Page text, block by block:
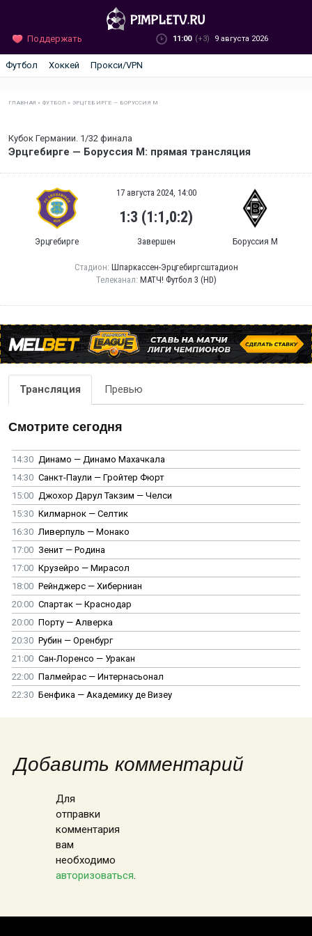
Поддержать 11:00 (+3) 9 августа 2026
Футбол Хоккей Прокси/VPN
ГЛАВНАЯ »ФУТБОЛ » ЭРЦГЕБИРГЕ — БОРУССИЯ М
Кубок Германии. 1/32 финала
Эрцгебирге — Боруссия М: прямая трансляция
Эрцгебирге
17 августа 2024, 14:00
1:3 (1:1,0:2)
Завершен Боруссия М
Стадион: Шпаркассен-Эрцгебиргсштадион
Телеканал: МАТЧ! Футбол 3 (HD)
Трансляция Превью
Смотрите сегодня
14:30 Динамо — Динамо Махачкала
14:30 Санкт-Паули — Гройтер Фюрт
15:00 Джохор Дарул Такзим — Челси
15:30 Килмарнок — Селтик
16:30 Ливерпуль — Монако
17:00 Зенит — Родина
17:00 Крузейро — Мирасол
18:00 Рейнджерс — Хиберниан
20:00 Спартак — Краснодар
20:00 Порту — Алверка
20:30 Рубин — Оренбург
21:00 Сан-Лоренсо — Уракан
22:00 Палмейрас — Интернасьонал
22:30 Бенфика — Академику де Визеу
Добавить комментарий
Для
отправки
комментария
вам
необходимо
авторизоваться.